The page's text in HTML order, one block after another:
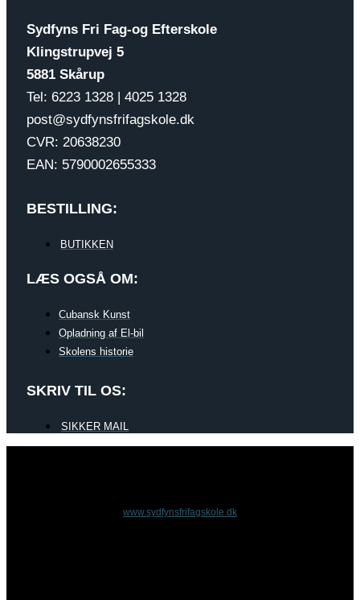
Sydfyns Fri Fag-og Efterskole
Klingstrupvej 5
5881 Skårup
Tel: 6223 1328 | 4025 1328
post@sydfynsfrifagskole.dk
CVR: 20638230
EAN: 5790002655333
BESTILLING:
BUTIKKEN
LÆS OGSÅ OM:
Cubansk Kunst
Opladning af El-bil
Skolens historie
SKRIV TIL OS:
SIKKER MAIL
www.sydfynsfrifagskole.dk